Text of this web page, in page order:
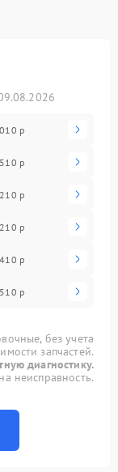
р
р
р
р
р
р
без учета
запчастей.
диагностику.
неисправность.